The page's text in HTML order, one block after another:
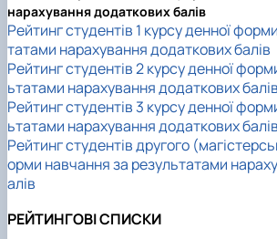
нарахування додаткових балів
Рейтинг студентів 1 курсу денної
татами нарахування додаткових балів
Рейтинг студентів 2 курсу денної
ьтатами нарахування додаткових балів
Рейтинг студентів 3 курсу денної
ьтатами нарахування додаткових балів
Рейтинг студентів другого
орми навчання за результатами
алів
РЕЙТИНГОВІ СПИСКИ